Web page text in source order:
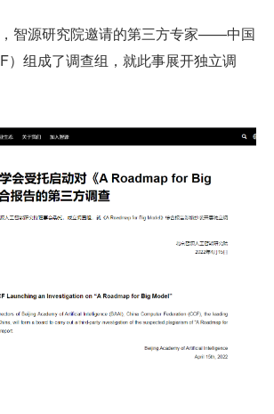
智源研究院邀请的第三方专家——中国
）组成了调查组，就此事展开独立调